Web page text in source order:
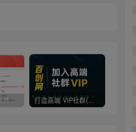
开通宝创网VIP会员，尊享全站资源免费下载，享70%的推广提成！！【限时五折优惠】 打造高端 VIP社群(社群仅对网站用户开放)